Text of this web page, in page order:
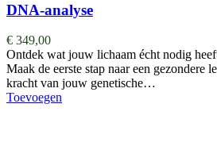
DNA-analyse
€ 349,00
Ontdek wat jouw lichaam écht nodig
Maak de eerste stap naar een gezondere
kracht van jouw genetische…
Toevoegen